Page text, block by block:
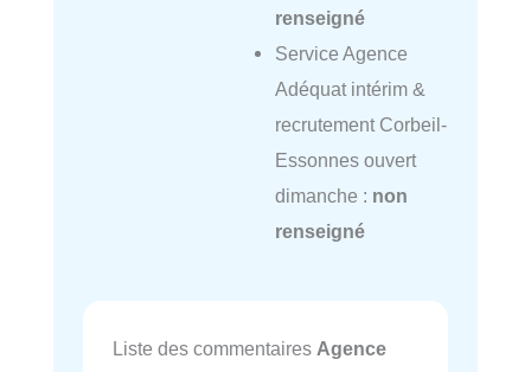
renseigné
Service Agence
Adéquat intérim &
recrutement Corbeil-
Essonnes ouvert
dimanche : non
renseigné
Liste des commentaires Agence